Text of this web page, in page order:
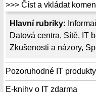
Hlavní rubriky:
Datová centra, Sítě, IT
Zkušenosti a názory,
Pozoruhodné IT
E-knihy o IT zdarma
>>> Číst a vkládat